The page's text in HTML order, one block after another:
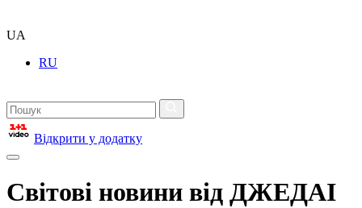
UA
RU
Відкрити у додатку
Світові новини від ДЖЕДАІ